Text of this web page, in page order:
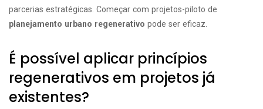
parcerias estratégicas. Começar com projetos-piloto de
planejamento urbano regenerativo pode ser eficaz.
É possível aplicar princípios
regenerativos em projetos já
existentes?